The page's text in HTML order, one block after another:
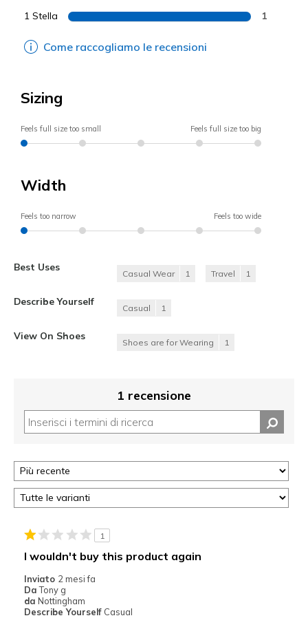
1 Stella 1
Come raccogliamo le recensioni
Sizing
Feels full size too small Feels full size too big
Width
Feels too narrow Feels too wide
Best Uses
Casual Wear 1 Travel 1
Describe Yourself
Casual 1
View On Shoes
Shoes are for Wearing 1
1 recensione
1
I wouldn't buy this product again
Inviato 2 mesi fa
Da Tony g
da Nottingham
Describe Yourself Casual